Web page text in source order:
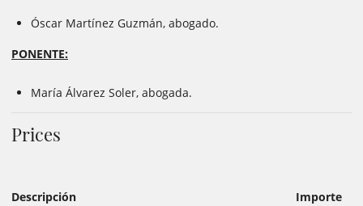
Óscar Martínez Guzmán, abogado.
PONENTE:
María Álvarez Soler, abogada.
Prices
Descripción Importe